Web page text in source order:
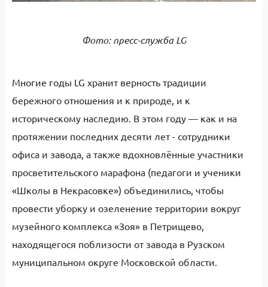
Фото: пресс-служба LG
Многие годы LG хранит верность традиции
бережного отношения и к природе, и к
историческому наследию. В этом году — как и на
протяжении последних десяти лет - сотрудники
офиса и завода, а также вдохновлённые участники
просветительского марафона (педагоги и ученики
«Школы в Некрасовке») объединились, чтобы
провести уборку и озеленение территории вокруг
музейного комплекса «Зоя» в Петрищево,
находящегося поблизости от завода в Рузском
муниципальном округе Московской области.